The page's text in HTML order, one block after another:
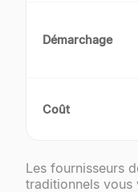
Démarchage
Coût
Les fournisseurs
traditionnels vous